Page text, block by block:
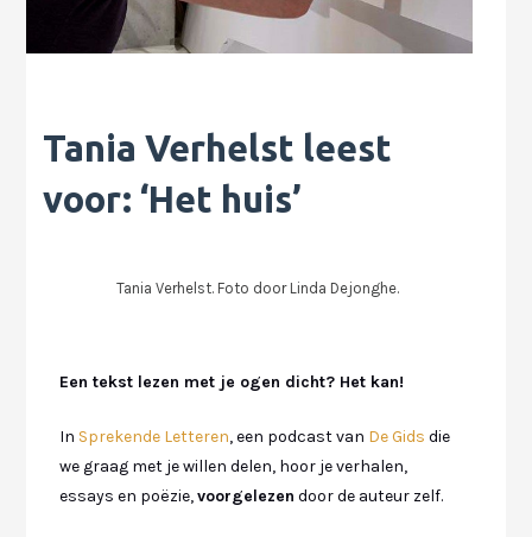
Tania Verhelst leest
voor: ‘Het huis’
Tania Verhelst. Foto door Linda Dejonghe.
Een tekst lezen met je ogen dicht? Het kan!
In Sprekende Letteren, een podcast van De Gids die
we graag met je willen delen, hoor je verhalen,
essays en poëzie,voorgelezen door de auteur zelf.